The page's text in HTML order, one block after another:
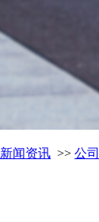
新闻资讯 >> 公